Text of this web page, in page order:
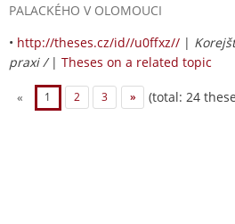
PALACKÉHO V OLOMOUCI
• http://theses.cz/id//u0ffxz// |
praxi / | Theses on a related topic
« 1 2 3 » (total: 24